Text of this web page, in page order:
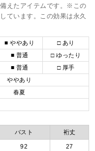
えたアイテムです。※この
ています。この効果は永久
■ ややあり
□ あり
■ 普通
□ ゆったり
■ 普通
□ 厚手
ややあり
春夏
バスト 裄丈
92 27